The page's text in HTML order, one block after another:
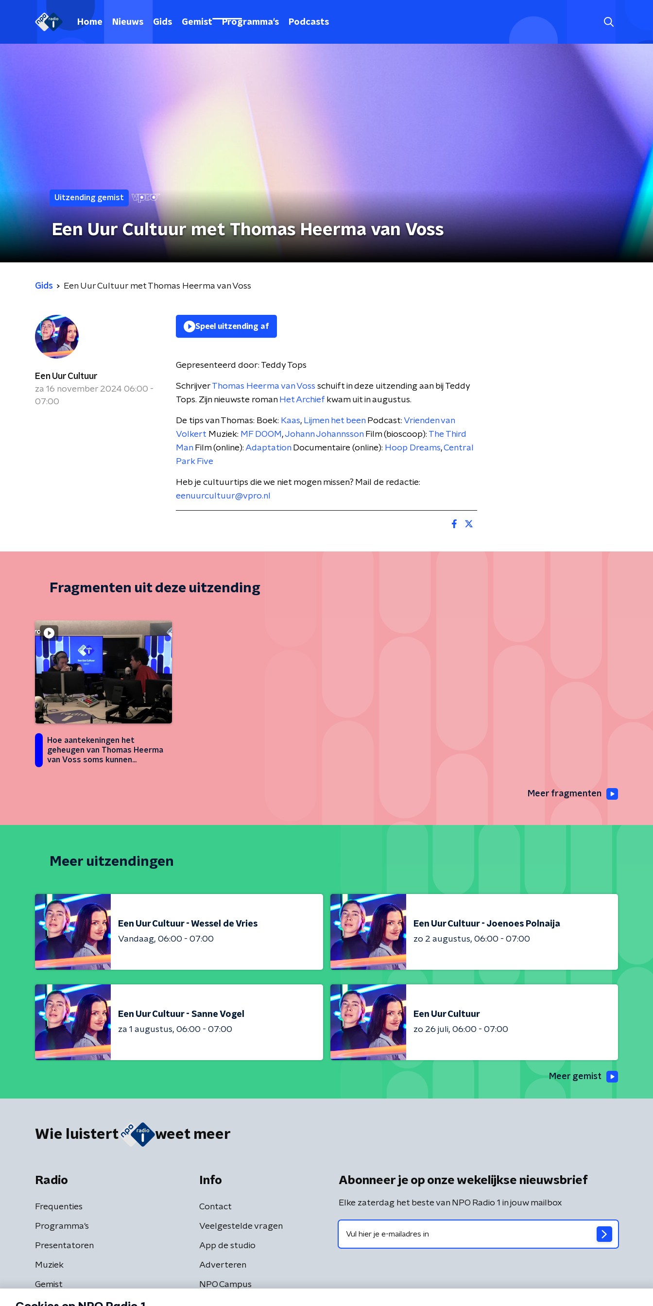
Home Nieuws Gids Gemist Programma's Podcasts
Uitzending gemist
Een Uur Cultuur met Thomas Heerma van Voss
Gids Een Uur Cultuur met Thomas Heerma van Voss
Een Uur Cultuur
za 16 november 2024 06:00 -
07:00
Speel uitzending af
Gepresenteerd door: Teddy Tops
SchrijverThomas Heerma van Voss schuift in deze uitzending aan bij Teddy
Tops. Zijn nieuwste roman Het Archief kwam uit in augustus.
De tips van Thomas: Boek: Kaas, Lijmen het been Podcast: Vrienden van
Volkert Muziek: MF DOOM ,Johann Johannsson Film (bioscoop): The Third
Man Film (online): Adaptation Documentaire (online): Hoop Dreams,Central
Park Five
Heb je cultuurtips die we niet mogen missen? Mail de redactie:
eenuurcultuur@vpro.nl
Fragmenten uit deze uitzending
Hoe aantekeningen het
geheugen van Thomas Heerma
van Voss soms kunnen
Meer fragmenten
Meer uitzendingen
Een Uur Cultuur - Wessel de Vries
Vandaag 06:00 - 07:00
Een Uur Cultuur - Joenoes Polnaija
zo 2 augustus 06:00 - 07:00
Een Uur Cultuur - Sanne Vogel
za 1 augustus 06:00 - 07:00
Een Uur Cultuur
zo 26 juli 06:00 - 07:00
Meer gemist
Wie luistert weet meer
Radio
Frequenties
Programma's
Presentatoren
Muziek
Gemist
Info
Contact
Veelgestelde vragen
App de studio
Adverteren
NPO Campus
Abonneer je op onze wekelijkse nieuwsbrief
Elke zaterdag het beste van NPO Radio 1 in jouw mailbox